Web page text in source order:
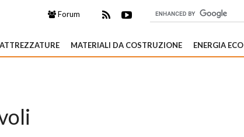
Forum
ATTREZZATURE MATERIALI DA COSTRUZIONE ENERGIA ECO